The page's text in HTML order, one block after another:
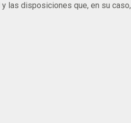
y las disposiciones que, en su caso,